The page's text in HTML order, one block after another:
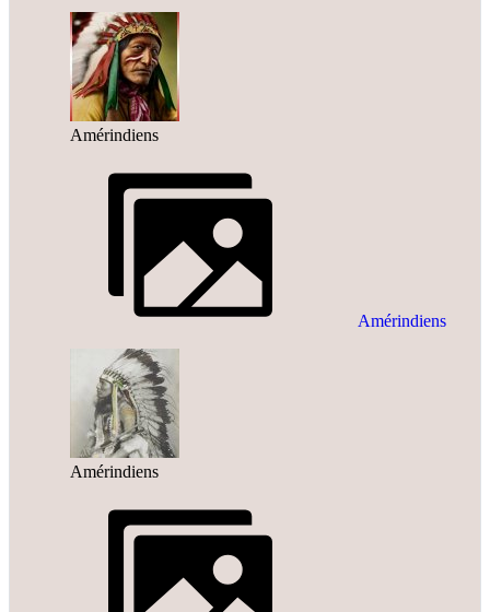
Amérindiens
Amérindiens
Amérindiens